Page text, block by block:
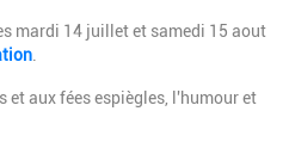
mardi 14 juillet et samedi 15 aout
.
et aux fées espiègles, l'humour et